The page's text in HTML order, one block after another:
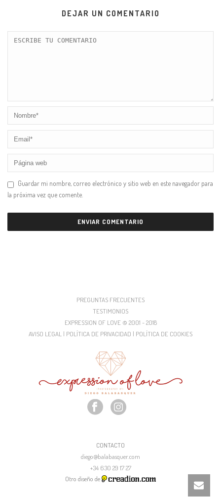
DEJAR UN COMENTARIO
Guardar mi nombre, correo electrónico y sitio web en este navegador para
la próxima vez que comente.
PREGUNTAS FRECUENTES
TESTIMONIOS
EXPRESSION OF LOVE © 2001 - 2018
AVISO LEGAL | POLÍTICA DE PRIVACIDAD | POLÍTICA DE COOKIES
CONTACTO
diego@balabasquer.com
+34 630 29 17 27
Otro diseño de